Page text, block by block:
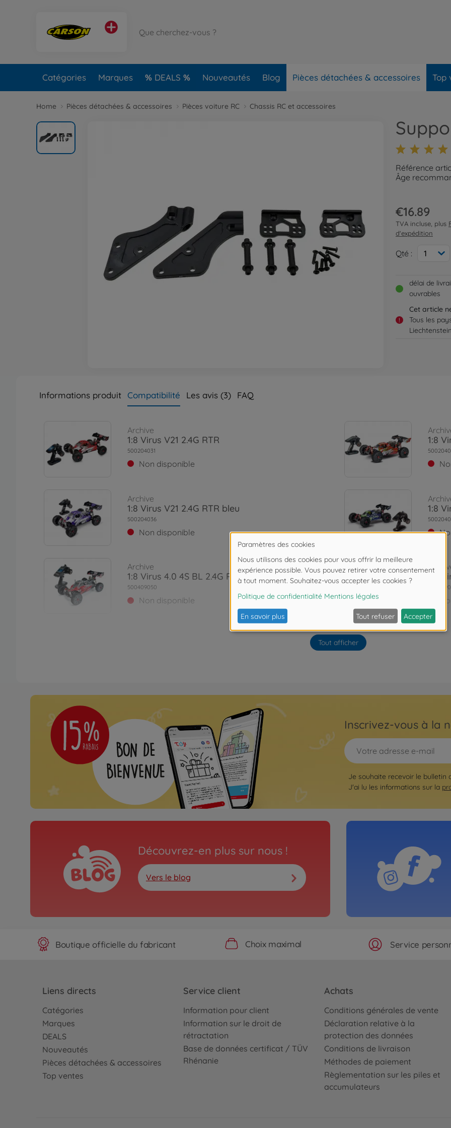
Catégories Marques DEALS Nouveautés Blog Pièces détachées & accessoires Top
Home Pièces détachées & accessoires Pièces voiture RC Chassis RC et accessoires
Référence
Âge
€16.89
TVA incluse, plus
d'expédition
Qté : 1
délai de
ouvrables
!
Cet article
Tous les
Liechtenstein
Informations produit Compatibilité Les avis (3) FAQ
Archive
1:8 Virus V21 2.4G RTR
500204031
Non disponible
1:8
Archive
1:8 Virus V21 2.4G RTR bleu
500204036
Non disponible
1:8
Archive
1:8 Virus 4.0 4S BL 2.4G RTR
500409050
Non disponible
1:8
Archive
Non disponible
1:8
Buggys RC
1:8 Virus 4.2 XL 100% RTR
black/rouge
500409080
1:8
1:8 Virus Race 4.3 4S bl.100% RTR
violet
500409086
Non disponible
1:8
blanc
1:8 Akuma Buggy 4WD 100% RTR
€399.99
1:8
Tout afficher
Inscrivez-vous à la
Je souhaite recevoir le bulletin
J'ai lu les informations sur la
Découvrez-en plus sur nous !
Vers le blog
Boutique officielle du fabricant Choix maximal Service
Liens directs
Catégories
Marques
DEALS
Nouveautés
Pièces détachées & accessoires
Top ventes
Service client
Information pour client
Information sur le droit de
rétractation
Base de données certificat / TÜV
Rhénanie
Achats
Conditions générales de vente
Déclaration relative à la
protection des données
Conditions de livraison
Méthodes de paiement
Règlementation sur les piles et
accumulateurs